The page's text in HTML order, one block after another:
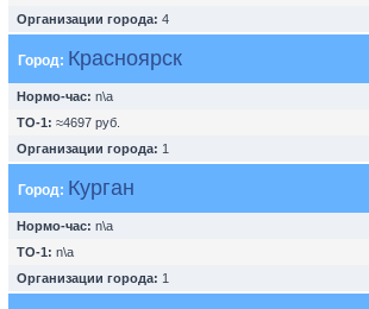
Организации города: 4
Город: Красноярск
Нормо-час: n\a
ТО-1: ≈4697 руб.
Организации города: 1
Город: Курган
Нормо-час: n\a
ТО-1: n\a
Организации города: 1